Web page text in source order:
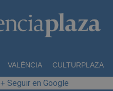
VALÈNCIA CULTURPLAZA
+ Seguir en Google